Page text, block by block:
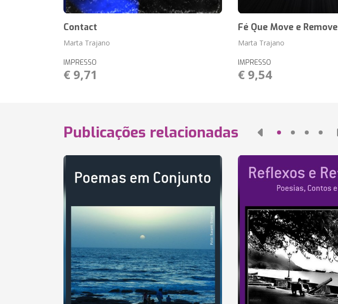
Contact
Marta Trajano
IMPRESSO
€ 9,71
Fé Que Move e Remove
Marta Trajano
IMPRESSO
€ 9,54
Publicações relacionadas